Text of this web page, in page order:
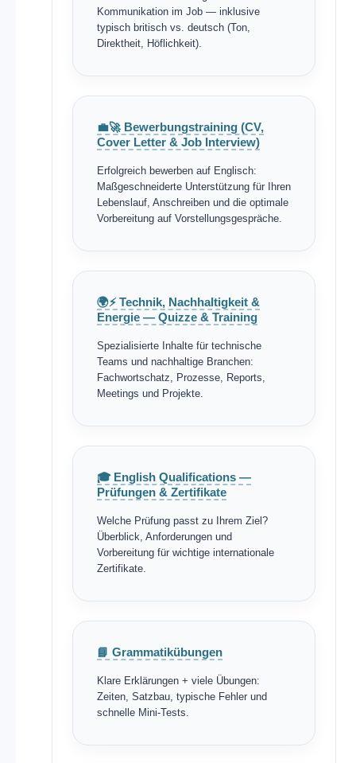
Kommunikation im Job — inklusive
typisch britisch vs. deutsch (Ton,
Direktheit, Höflichkeit).
💼🚀 Bewerbungstraining (CV,
Cover Letter & Job Interview)
Erfolgreich bewerben auf Englisch:
Maßgeschneiderte Unterstützung für Ihren
Lebenslauf, Anschreiben und die optimale
Vorbereitung auf Vorstellungsgespräche.
🌍⚡ Technik, Nachhaltigkeit &
Energie — Quizze & Training
Spezialisierte Inhalte für technische
Teams und nachhaltige Branchen:
Fachwortschatz, Prozesse, Reports,
Meetings und Projekte.
🎓 English Qualifications —
Prüfungen & Zertifikate
Welche Prüfung passt zu Ihrem Ziel?
Überblick, Anforderungen und
Vorbereitung für wichtige internationale
Zertifikate.
📘 Grammatikübungen
Klare Erklärungen + viele Übungen:
Zeiten, Satzbau, typische Fehler und
schnelle Mini-Tests.